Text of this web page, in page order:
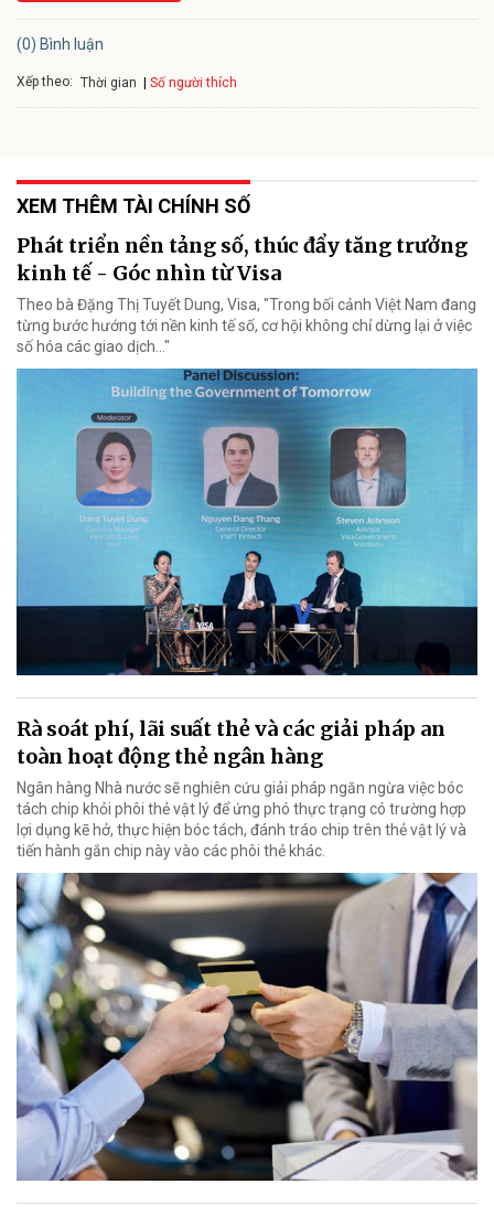
(0) Bình luận
Xếp theo: Thời gian Số người thích
XEM THÊM TÀI CHÍNH SỐ
Phát triển nền tảng số, thúc đẩy tăng trưởng
kinh tế - Góc nhìn từ Visa
Theo bà Đặng Thị Tuyết Dung, Visa, "Trong bối cảnh Việt Nam đang
từng bước hướng tới nền kinh tế số, cơ hội không chỉ dừng lại ở việc
số hóa các giao dịch..."
Rà soát phí, lãi suất thẻ và các giải pháp an
toàn hoạt động thẻ ngân hàng
Ngân hàng Nhà nước sẽ nghiên cứu giải pháp ngăn ngừa việc bóc
tách chip khỏi phôi thẻ vật lý để ứng phó thực trạng có trường hợp
lợi dụng kẽ hở, thực hiện bóc tách, đánh tráo chip trên thẻ vật lý và
tiến hành gắn chip này vào các phôi thẻ khác.